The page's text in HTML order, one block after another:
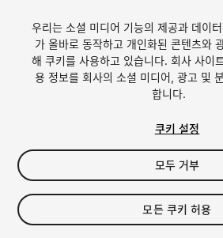
1/23
$30
세금/부가세는 결제 시 반영됩니다.
우리는 소셜 미디어 기능의 제공과 데이
가 올바로 동작하고 개인화된 콘텐츠와
해 쿠키를 사용하고 있습니다. 회사 사이
용 정보를 회사의 소셜 미디어, 광고 및
합니다.
쿠키 설정
모두 거부
모든 쿠키 허용